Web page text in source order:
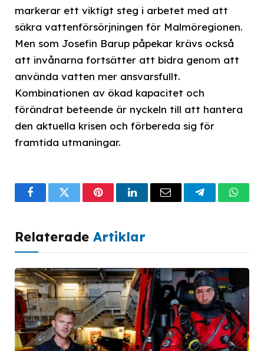
markerar ett viktigt steg i arbetet med att
säkra vattenförsörjningen för Malmöregionen.
Men som Josefin Barup påpekar krävs också
att invånarna fortsätter att bidra genom att
använda vatten mer ansvarsfullt.
Kombinationen av ökad kapacitet och
förändrat beteende är nyckeln till att hantera
den aktuella krisen och förbereda sig för
framtida utmaningar.
FacebookTwitterPinterestLinkedInEmail Telegram
Relaterade Artiklar